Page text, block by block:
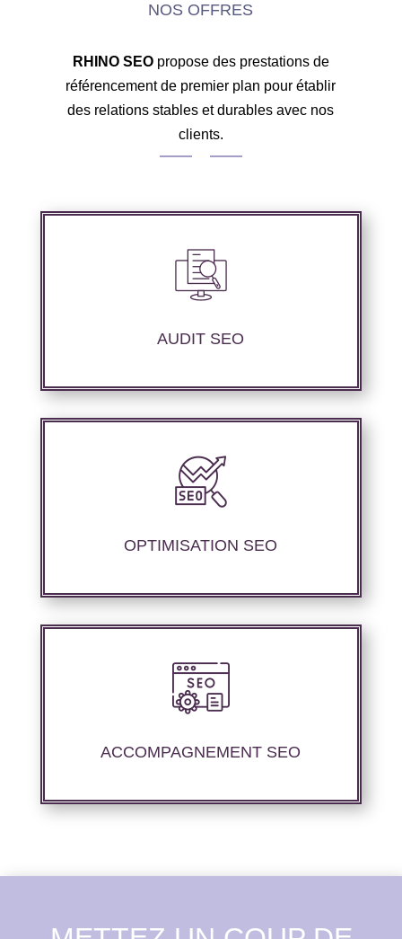
NOS OFFRES
RHINO SEOpropose des prestations de
référencement de premier plan pour établir
des relations stables et durables avec nos
clients.
AUDIT SEO
Nous réalisons un audit de votre site web à
travers les mots clés pertinents, les principaux
OPTIMISATION SEO
Notre agence SEO propose des services
d’optimisation technique de site web,
les performances de référencement.
ACCOMPAGNEMENT SEO
Nous offrons un suivi et un rapport de
positionnement détaillé pour vous permettre